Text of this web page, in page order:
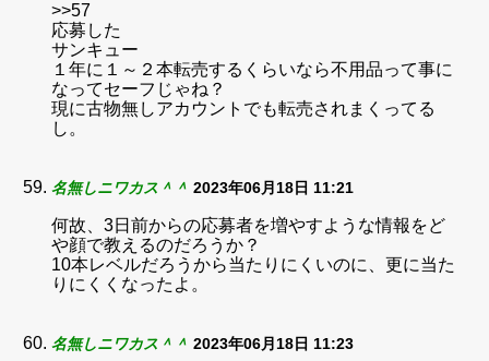
>>57
応募した
サンキュー
１年に１～２本転売するくらいなら不用品って事に
なってセーフじゃね？
現に古物無しアカウントでも転売されまくってる
し。
名無しニワカス＾＾ 2023年06月18日 11:21
何故、3日前からの応募者を増やすような情報をど
や顔で教えるのだろうか？
10本レベルだろうから当たりにくいのに、更に当た
りにくくなったよ。
名無しニワカス＾＾ 2023年06月18日 11:23